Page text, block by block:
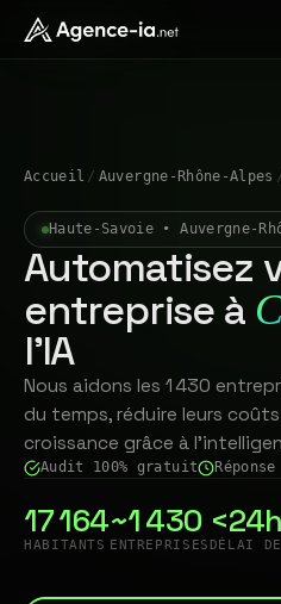
Accueil / Auvergne-Rhône-Alpes
Haute-Savoie • Auvergne-
Automatisez
entreprise à
l'IA
Nous aidons les 1 430
du temps, réduire leurs
croissance grâce à
Audit 100% gratuit
17 164
HABITANTS
~1 430
ENTREPRISES
<24h
DÉLAI DE